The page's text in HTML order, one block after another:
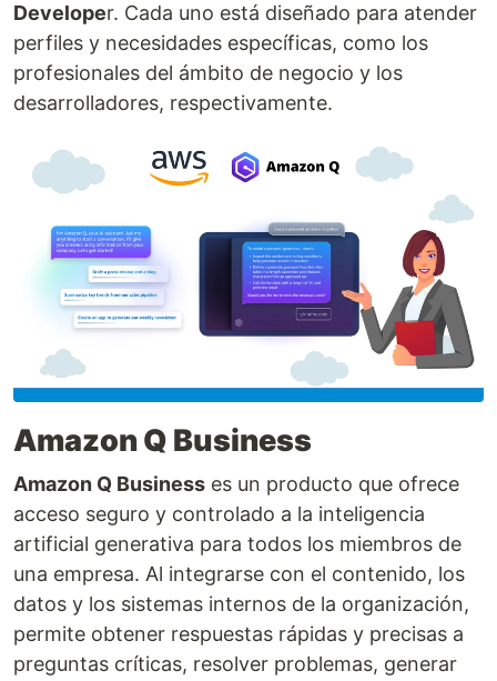
Developer. Cada uno está diseñado para atender
perfiles y necesidades específicas, como los
profesionales del ámbito de negocio y los
desarrolladores, respectivamente.
Amazon Q Business
Amazon Q Business es un producto que ofrece
acceso seguro y controlado a la inteligencia
artificial generativa para todos los miembros de
una empresa. Al integrarse con el contenido, los
datos y los sistemas internos de la organización,
permite obtener respuestas rápidas y precisas a
preguntas críticas, resolver problemas, generar